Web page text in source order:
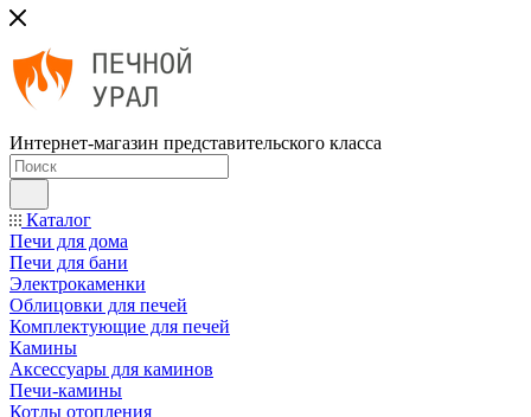
Интернет-магазин представительского класса
Каталог
Печи для дома
Печи для бани
Электрокаменки
Облицовки для печей
Комплектующие для печей
Камины
Аксессуары для каминов
Печи-камины
Котлы отопления